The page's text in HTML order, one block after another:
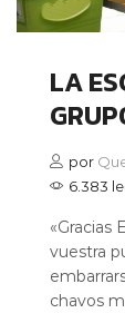
LA
por
6.383
«Gracias
vuestra
chavos